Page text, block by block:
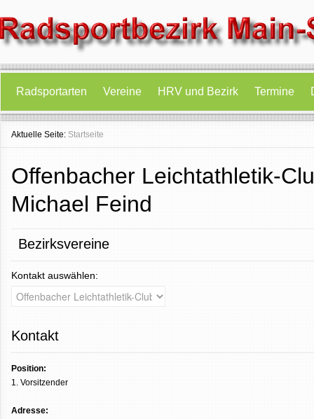
Radsportarten Vereine HRV und Bezirk Termine
Aktuelle Seite: Startseite
Offenbacher Leichtathletik-
Michael Feind
Bezirksvereine
Kontakt auswählen:
Kontakt
Position:
1. Vorsitzender
Adresse: